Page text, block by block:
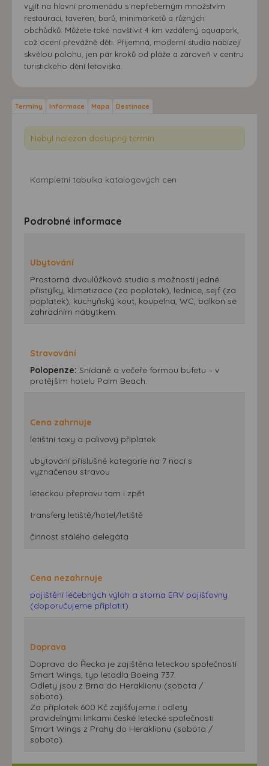
vyjít na hlavní promenádu s nepřeberným množstvím
restaurací, taveren, barů, minimarketů a různých
obchůdků. Můžete také navštívit 4 km vzdálený aquapark,
což ocení převážně děti. Příjemná, moderní studia nabízejí
skvělou polohu, jen pár kroků od pláže a zároveň v centru
turistického dění letoviska.
Termíny Informace Mapa Destinace
Nebyl nalezen dostupný termín.
Kompletní tabulka katalogových cen
Podrobné informace
Ubytování
Prostorná dvoulůžková studia s možností jedné
přistýlky, klimatizace (za poplatek), lednice, sejf (za
poplatek), kuchyňský kout, koupelna, WC, balkon se
zahradním nábytkem.
Stravování
Polopenze: Snídaně a večeře formou bufetu – v
protějším hotelu Palm Beach.
Cena zahrnuje
letištní taxy a palivový příplatek
ubytování příslušné kategorie na 7 nocí s
vyznačenou stravou
leteckou přepravu tam i zpět
transfery letiště/hotel/letiště
činnost stálého delegáta
Cena nezahrnuje
pojištění léčebných výloh a storna ERV pojišťovny
(doporučujeme připlatit)
Doprava
Doprava do Řecka je zajištěna leteckou společností
Smart Wings, typ letadla Boeing 737.
Odlety jsou z Brna do Heraklionu (sobota /
sobota).
Za příplatek 600 Kč zajišťujeme i odlety
pravidelnými linkami české letecké společnosti
Smart Wings z Prahy do Heraklionu (sobota /
sobota).